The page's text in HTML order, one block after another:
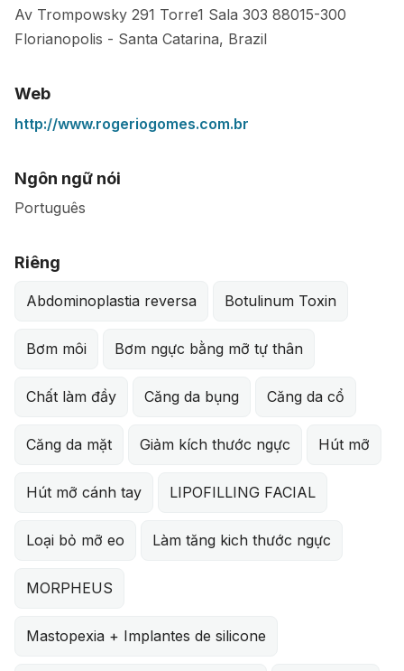
Av Trompowsky 291 Torre1 Sala 303 88015-300
Florianopolis - Santa Catarina, Brazil
Web
http://www.rogeriogomes.com.br
Ngôn ngữ nói
Português
Riêng
Abdominoplastia reversa Botulinum Toxin
Bơm môi Bơm ngực bằng mỡ tự thân
Chất làm đầy Căng da bụng Căng da cổ
Căng da mặt Giảm kích thước ngực Hút mỡ
Hút mỡ cánh tay LIPOFILLING FACIAL
Loại bỏ mỡ eo Làm tăng kich thước ngực
MORPHEUS
Mastopexia + Implantes de silicone